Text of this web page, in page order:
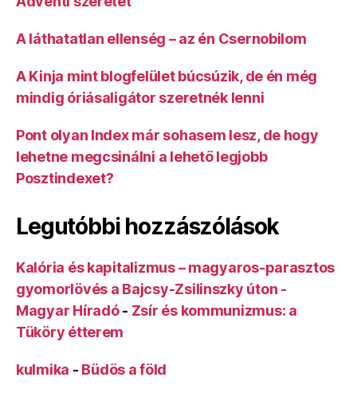
A láthatatlan ellenség – az én Csernobilom
A Kinja mint blogfelület búcsúzik, de én még
mindig óriásaligátor szeretnék lenni
Pont olyan Index már sohasem lesz, de hogy
lehetne megcsinálni a lehető legjobb
Posztindexet?
Legutóbbi hozzászólások
Kalória és kapitalizmus – magyaros-parasztos
gyomorlövés a Bajcsy-Zsilinszky úton -
Magyar Híradó- Zsír és kommunizmus: a
Tüköry étterem
kulmika - Büdös a föld